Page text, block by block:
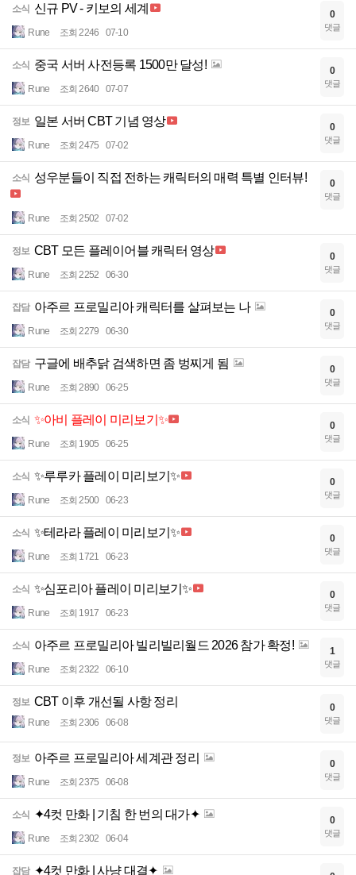
소식 신규 PV - 키보의 세계
Rune 조회 2246 07-10
0
댓글
소식 중국 서버 사전등록 1500만 달성!
Rune 조회 2640 07-07
0
댓글
정보 일본 서버 CBT 기념 영상
Rune 조회 2475 07-02
0
댓글
소식 성우분들이 직접 전하는 캐릭터의 매력 특별 인터뷰!
Rune 조회 2502 07-02
0
댓글
정보 CBT 모든 플레이어블 캐릭터 영상
Rune 조회 2252 06-30
0
댓글
잡담 아주르 프로밀리아 캐릭터를 살펴보는 나
Rune 조회 2279 06-30
0
댓글
잡담 구글에 배추닭 검색하면 좀 벙찌게 됨
Rune 조회 2890 06-25
0
댓글
소식 ✨아비 플레이 미리보기✨
Rune 조회 1905 06-25
0
댓글
소식 ✨루루카 플레이 미리보기✨
Rune 조회 2500 06-23
0
댓글
소식 ✨테라라 플레이 미리보기✨
Rune 조회 1721 06-23
0
댓글
소식 ✨심포리아 플레이 미리보기✨
Rune 조회 1917 06-23
0
댓글
소식 아주르 프로밀리아 빌리빌리월드 2026 참가 확정!
Rune 조회 2322 06-10
1
댓글
정보 CBT 이후 개선될 사항 정리
Rune 조회 2306 06-08
0
댓글
정보 아주르 프로밀리아 세계관 정리
Rune 조회 2375 06-08
0
댓글
소식 ✦4컷 만화 | 기침 한 번의 대가✦
Rune 조회 2302 06-04
0
댓글
잡담 ✦4컷 만화 | 사냥 대결✦